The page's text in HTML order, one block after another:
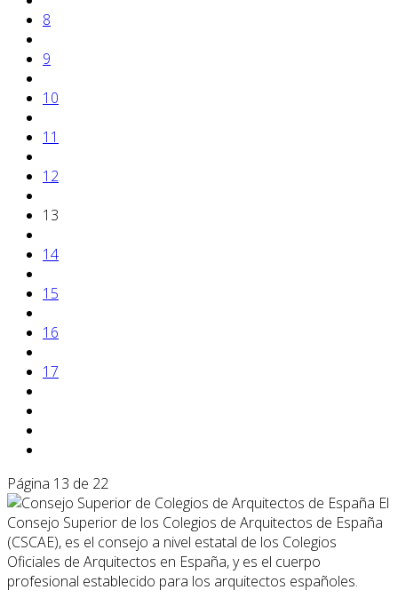
8
9
10
11
12
13
14
15
16
17
Página 13 de 22
El
Consejo Superior de los Colegios de Arquitectos de España
(CSCAE), es el consejo a nivel estatal de los Colegios
Oficiales de Arquitectos en España, y es el cuerpo
profesional establecido para los arquitectos españoles.